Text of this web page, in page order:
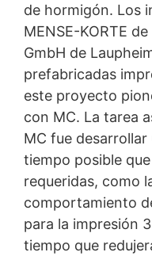
de hormigón. Los
MENSE-KORTE
GmbH de
prefabricadas
este proyecto
con MC. La tarea
MC fue
tiempo posible
requeridas, como
comportamiento
para la impresión
tiempo que